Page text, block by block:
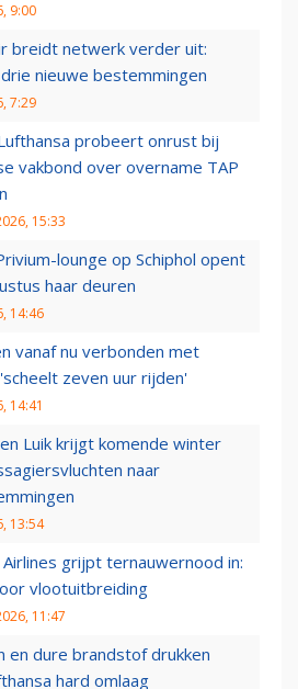
9:00
breidt netwerk verder uit:
nieuwe bestemmingen
7:29
probeert onrust bij
vakbond over overname TAP
15:33
lounge op Schiphol opent
haar deuren
14:46
vanaf nu verbonden met
zeven uur rijden'
14:41
Luik krijgt komende winter
naar
13:54
grijpt ternauwernood in:
vlootuitbreiding
11:47
en dure brandstof drukken
hard omlaag